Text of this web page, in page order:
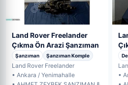
Land Rover Freelander
Çıkma Ön Arazi Şanzıman
Şanzıman Şanzıman Komple
Land Rover Freelander
• Ankara / Yenimahalle
•